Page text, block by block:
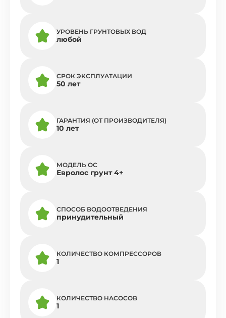
УРОВЕНЬ ГРУНТОВЫХ ВОД
любой
СРОК ЭКСПЛУАТАЦИИ
50 лет
ГАРАНТИЯ (ОТ ПРОИЗВОДИТЕЛЯ)
10 лет
МОДЕЛЬ ОС
Евролос грунт 4+
СПОСОБ ВОДООТВЕДЕНИЯ
принудительный
КОЛИЧЕСТВО КОМПРЕССОРОВ
1
КОЛИЧЕСТВО НАСОСОВ
1